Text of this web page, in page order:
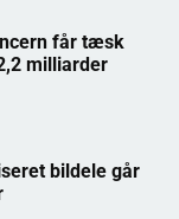
får tæsk
milliarder
bildele går